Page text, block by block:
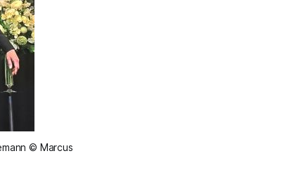
© Marcus